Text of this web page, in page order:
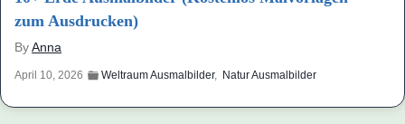
zum Ausdrucken)
ByAnna
April 10, 2026 Weltraum Ausmalbilder, Natur Ausmalbilder